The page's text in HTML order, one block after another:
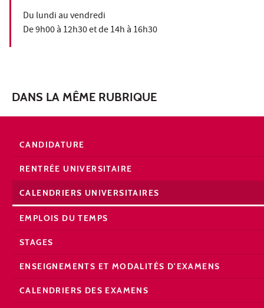
Du lundi au vendredi
De 9h00 à 12h30 et de 14h à 16h30
DANS LA MÊME RUBRIQUE
CANDIDATURE
RENTRÉE UNIVERSITAIRE
CALENDRIERS UNIVERSITAIRES
EMPLOIS DU TEMPS
STAGES
ENSEIGNEMENTS ET MODALITÉS D'EXAMENS
CALENDRIERS DES EXAMENS